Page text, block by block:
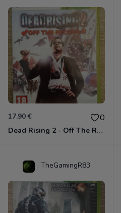
17.90 € 0
Dead Rising 2 - Off The Record Xbox 360
TheGamingR83